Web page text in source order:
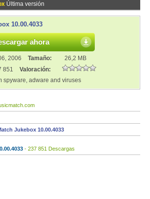
Última versión
10.00.4033
ahora
2006 Tamaño:
26,2 MB
851
Valoración:
spyware, adware and viruses
Jukebox 10.00.4033
- 237 851 Descargas